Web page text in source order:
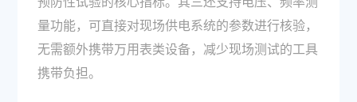
量功能，可直接对现场供电系统的参数进行核验，
无需额外携带万用表类设备，减少现场测试的工具
携带负担。